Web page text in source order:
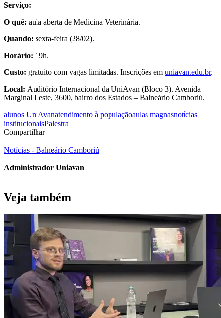
Serviço:
O quê: aula aberta de Medicina Veterinária.
Quando: sexta-feira (28/02).
Horário: 19h.
Custo: gratuito com vagas limitadas. Inscrições em uniavan.edu.br.
Local: Auditório Internacional da UniAvan (Bloco 3). Avenida
Marginal Leste, 3600, bairro dos Estados – Balneário Camboriú.
alunos UniAvanatendimento à populaçãoaulas magnasnotícias
institucionaisPalestra
Compartilhar
Notícias - Balneário Camboriú
Administrador Uniavan
Veja também